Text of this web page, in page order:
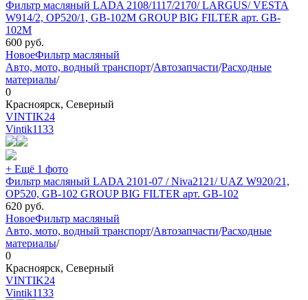
Фильтр масляный LADA 2108/1117/2170/ LARGUS/ VESTA
W914/2, OP520/1, GB-102M GROUP BIG FILTER арт. GB-
102M
600 руб.
НовоеФильтр масляный
Авто, мото, водный транспорт/Автозапчасти/Расходные
материалы/
0
Красноярск, Северный
VINTIK24
Vintik1133
+ Ещё 1 фото
Фильтр масляный LADA 2101-07 / Niva2121/ UAZ W920/21,
OP520, GB-102 GROUP BIG FILTER арт. GB-102
620 руб.
НовоеФильтр масляный
Авто, мото, водный транспорт/Автозапчасти/Расходные
материалы/
0
Красноярск, Северный
VINTIK24
Vintik1133